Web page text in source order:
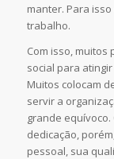
manter. Para
trabalho.
Com isso,
social para
Muitos colocam
servir a
grande
dedicação,
pessoal, sua